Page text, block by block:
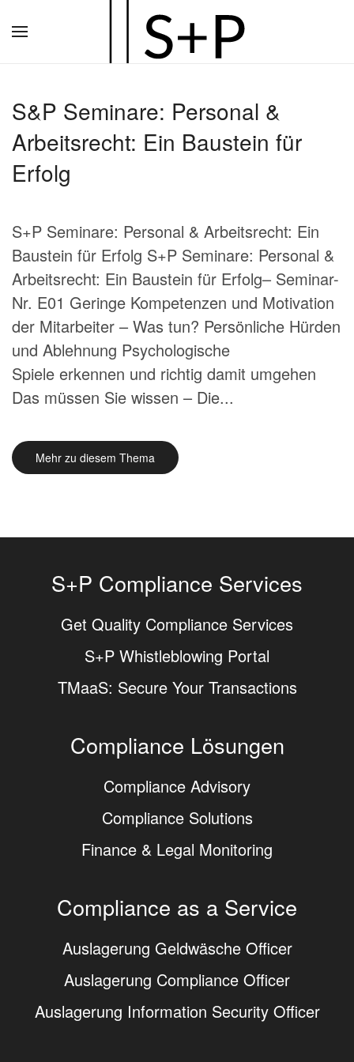
Hauptinhalt
S&P Seminare: Personal &
Arbeitsrecht: Ein Baustein für
Erfolg
S+P Seminare: Personal & Arbeitsrecht: Ein
Baustein für Erfolg S+P Seminare: Personal &
Arbeitsrecht: Ein Baustein für Erfolg– Seminar-
Nr. E01 Geringe Kompetenzen und Motivation
der Mitarbeiter – Was tun? Persönliche Hürden
und Ablehnung Psychologische
Spiele erkennen und richtig damit umgehen
Das müssen Sie wissen – Die...
Mehr zu diesem Thema
S+P Compliance Services
Get Quality Compliance Services
S+P Whistleblowing Portal
TMaaS: Secure Your Transactions
Compliance Lösungen
Compliance Advisory
Compliance Solutions
Finance & Legal Monitoring
Compliance as a Service
Auslagerung Geldwäsche Officer
Auslagerung Compliance Officer
Auslagerung Information Security Officer